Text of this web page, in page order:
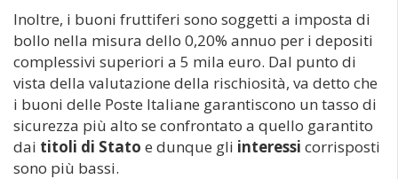
Inoltre, i buoni fruttiferi sono soggetti a imposta di
bollo nella misura dello 0,20% annuo per i depositi
complessivi superiori a 5 mila euro. Dal punto di
vista della valutazione della rischiosità, va detto che
i buoni delle Poste Italiane garantiscono un tasso di
sicurezza più alto se confrontato a quello garantito
dai titoli di Stato e dunque gli interessi corrisposti
sono più bassi.